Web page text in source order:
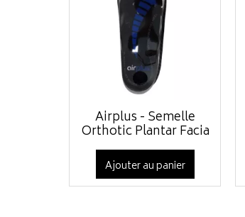
Airplus - Semelle
Orthotic Plantar Facia
Ajouter au panier